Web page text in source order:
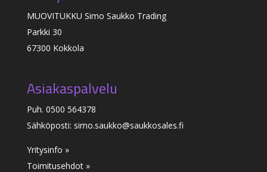
MUOVITUKKU Simo Saukko Trading
Parkki 30
67300 Kokkola
Asiakaspalvelu
Puh. 0500 564378
Sähköposti: simo.saukko@saukkosales.fi
Yritysinfo »
Toimitusehdot »